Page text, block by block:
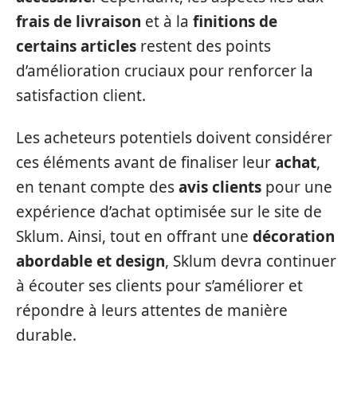
frais de livraison et à la finitions de
certains articles restent des points
d’amélioration cruciaux pour renforcer la
satisfaction client.
Les acheteurs potentiels doivent considérer
ces éléments avant de finaliser leurachat,
en tenant compte desavis clients pour une
expérience d’achat optimisée sur le site de
Sklum. Ainsi, tout en offrant une décoration
abordable et design, Sklum devra continuer
à écouter ses clients pour s’améliorer et
répondre à leurs attentes de manière
durable.